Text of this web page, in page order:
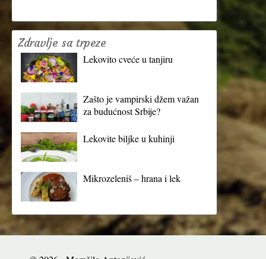
Zdravlje sa trpeze
Lekovito cveće u tanjiru
Zašto je vampirski džem važan
za budućnost Srbije?
Lekovite biljke u kuhinji
Mikrozeleniš – hrana i lek